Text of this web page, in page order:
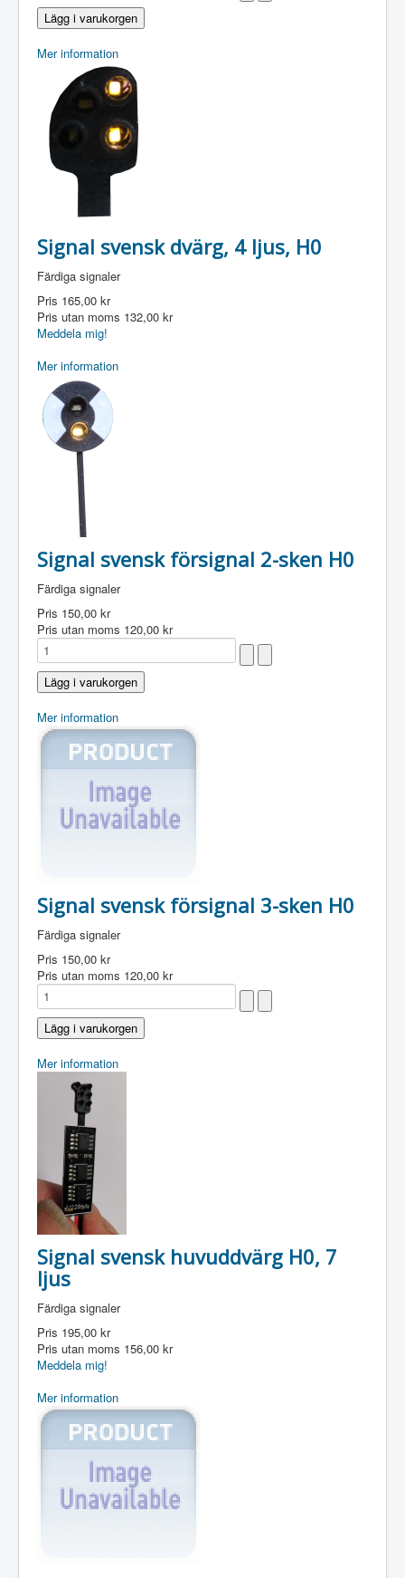
Mer information
Signal svensk dvärg, 4 ljus, H0
Färdiga signaler
Pris 165,00 kr
Pris utan moms 132,00 kr
Meddela mig!
Mer information
Signal svensk försignal 2-sken H0
Färdiga signaler
Pris 150,00 kr
Pris utan moms 120,00 kr
Mer information
Signal svensk försignal 3-sken H0
Färdiga signaler
Pris 150,00 kr
Pris utan moms 120,00 kr
Mer information
Signal svensk huvuddvärg H0, 7
ljus
Färdiga signaler
Pris 195,00 kr
Pris utan moms 156,00 kr
Meddela mig!
Mer information